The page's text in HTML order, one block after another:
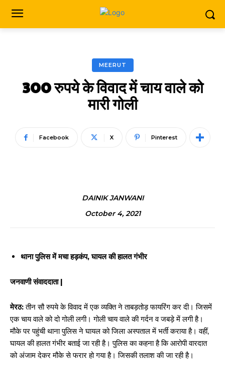
MEERUT
300 रुपये के विवाद में चाय वाले को
मारी गोली
Facebook X Pinterest
DAINIK JANWANI
October 4, 2021
थाना पुलिस में मचा हड़कंप, घायल की हालत गंभीर
जनवाणी संवाददाता |
मेरठ:तीन सौ रुपये के विवाद में एक व्यक्ति ने ताबड़तोड़ फायरिंग कर दी। जिसमें
एक चाय वाले को दो गोली लगी। गोली चाय वाले की गर्दन व जबड़े में लगी है।
मौके पर पहुंची थाना पुलिस ने घायल को जिला अस्पताल में भर्ती कराया है। वहीं,
घायल की हालत गंभीर बताई जा रही है। पुलिस का कहना है कि आरोपी वारदात
को अंजाम देकर मौके से फरार हो गया है। जिसकी तलाश की जा रही है।